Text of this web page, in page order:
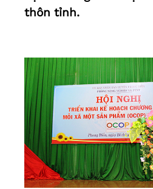
thôn tỉnh.